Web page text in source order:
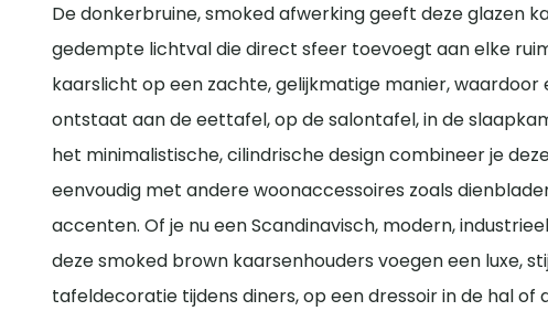
De donkerbruine, smoked afwerking geeft deze glazen
gedempte lichtval die direct sfeer toevoegt aan elke
kaarslicht op een zachte, gelijkmatige manier,
ontstaat aan de eettafel, op de salontafel, in de
het minimalistische, cilindrische design combineer je
eenvoudig met andere woonaccessoires zoals
accenten. Of je nu een Scandinavisch, modern,
deze smoked brown kaarsenhouders voegen een luxe,
tafeldecoratie tijdens diners, op een dressoir in de hal of